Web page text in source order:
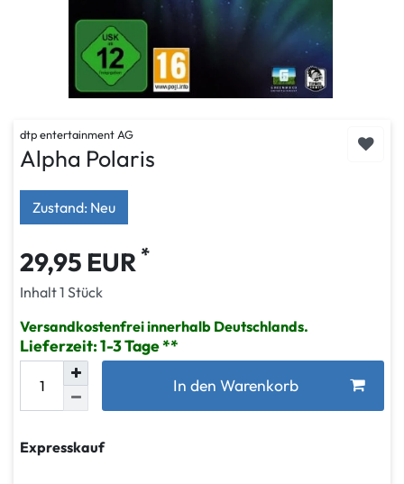
dtp entertainment AG
Alpha Polaris
Zustand: Neu
29,95 EUR *
Inhalt1 Stück
Versandkostenfrei innerhalb Deutschlands.
Lieferzeit: 1-3 Tage
In den Warenkorb
Expresskauf